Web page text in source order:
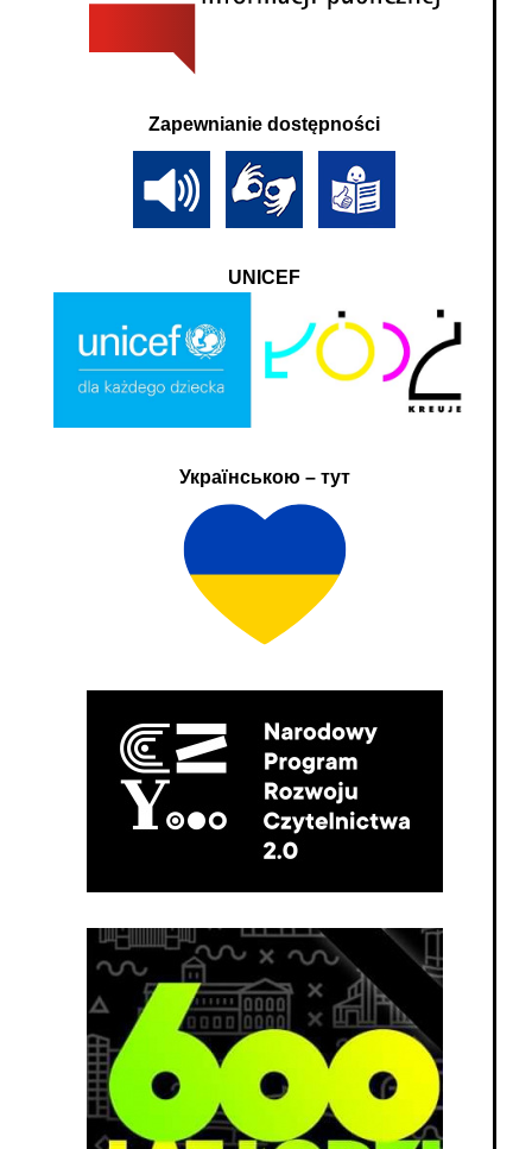
Zapewnianie dostępności
UNICEF
Українською – тут